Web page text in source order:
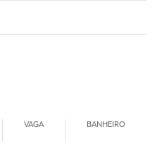
VAGA BANHEIRO